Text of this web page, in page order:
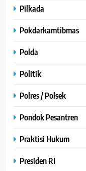
Pilkada
Pokdarkamtibmas
Polda
Politik
Polres / Polsek
Pondok Pesantren
Praktisi Hukum
Presiden RI